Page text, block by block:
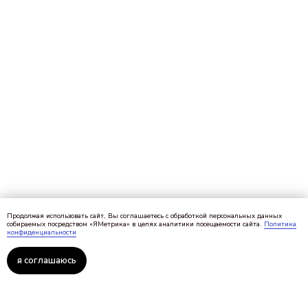
Продолжая использовать сайт, Вы соглашаетесь с обработкой персональных данных
собираемых посредством «ЯМетрика» в целях аналитики посещаемости сайта. Политика
конфиденциальности
я соглашаюсь